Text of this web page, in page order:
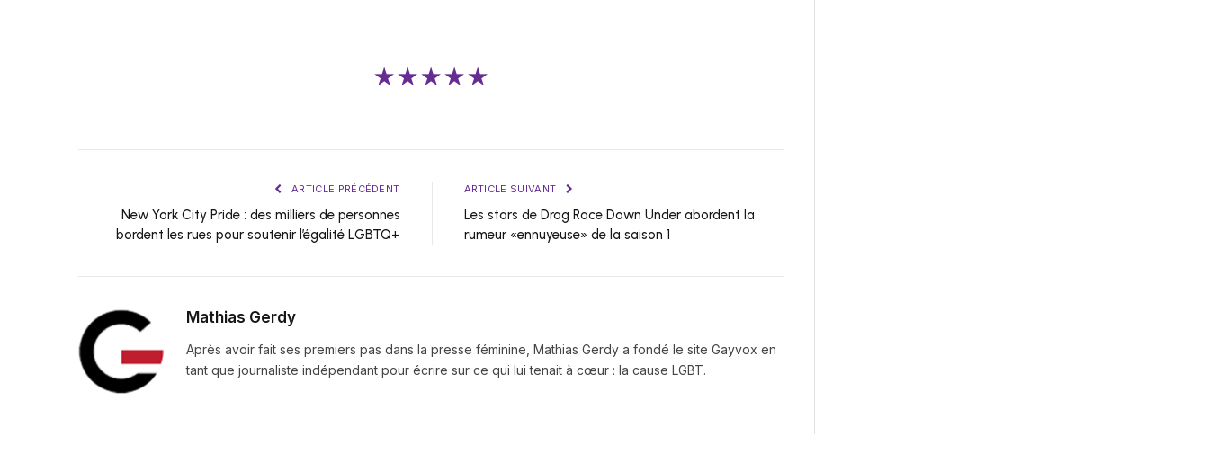
★★★★★
ARTICLE PRÉCÉDENT
New York City Pride : des milliers de personnes
bordent les rues pour soutenir l’égalité LGBTQ+
ARTICLE SUIVANT
Les stars de Drag Race Down Under abordent la
rumeur «ennuyeuse» de la saison 1
Mathias Gerdy
Après avoir fait ses premiers pas dans la presse féminine, Mathias Gerdy a fondé le site Gayvox en
tant que journaliste indépendant pour écrire sur ce qui lui tenait à cœur : la cause LGBT.